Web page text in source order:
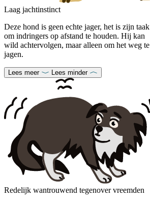
Laag jachtinstinct
Deze hond is geen echte jager, het is zijn taak
om indringers op afstand te houden. Hij kan
wild achtervolgen, maar alleen om het weg te
jagen.
Lees meer Lees minder
Redelijk wantrouwend tegenover vreemden